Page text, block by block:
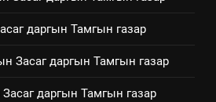
байгаа хууль тогтоомж
ИЛ ТОД БАЙДАЛ
Мэдээлэл хариуцагчийн
даргын Тамгын газар
Засаг даргын Тамгын газар
даргын Тамгын газар